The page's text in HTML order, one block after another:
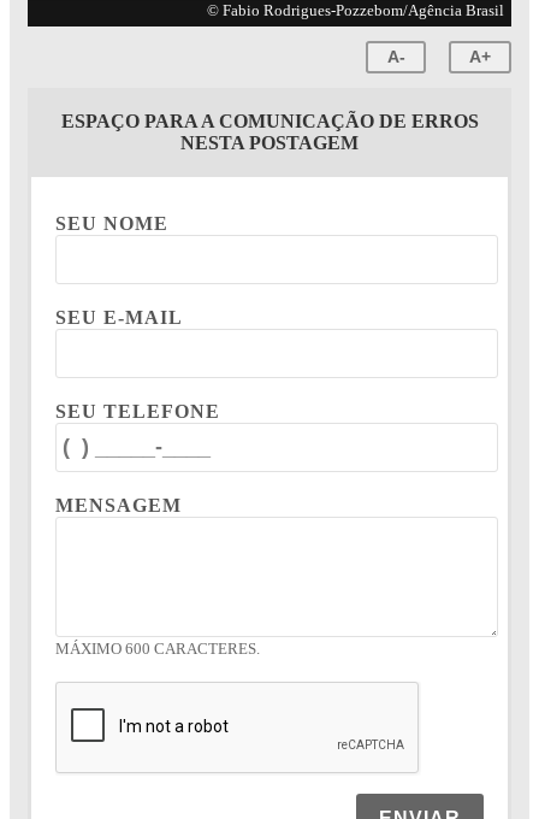
© Fabio Rodrigues-Pozzebom/Agência Brasil
A- A+
ESPAÇO PARA A COMUNICAÇÃO DE ERROS
NESTA POSTAGEM
SEU NOME
SEU E-MAIL
SEU TELEFONE
MENSAGEM
MÁXIMO 600 CARACTERES.